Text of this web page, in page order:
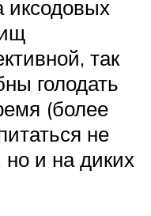
иксодовых
так
голодать
(более
не
и на диких